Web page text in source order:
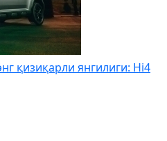
қизиқарли янгилиги: Hi4